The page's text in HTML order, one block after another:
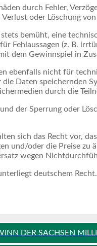
durch Fehler,
oder Löschung
bemüht, eine
Fehlaussagen (z. B.
dem Gewinnspiel in
ebenfalls nicht für
Daten speichernden
durch die
der Sperrung oder
sich das Recht vor,
und/oder die Preise
wegen
deutschem
DER SACHSEN